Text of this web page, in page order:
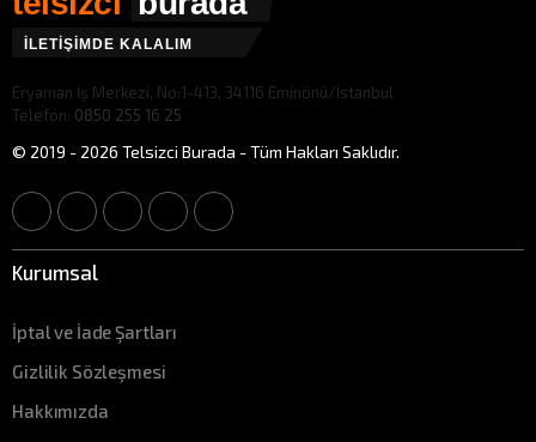
İLETİŞİMDE KALALIM
Eryaman İş Merkezi, No:1-413, 34116 Eminönü/İstanbul
Telefon: 0850 255 16 25
© 2019 - 2026 Telsizci Burada - Tüm Hakları Saklıdır.
Kurumsal
İptal ve İade Şartları
Gizlilik Sözleşmesi
Hakkımızda